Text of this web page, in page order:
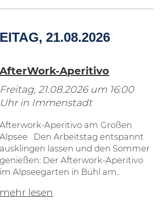
21.08.2026
AfterWork-Aperitivo
Freitag, 21.08.2026um 16:00
Uhr in Immenstadt
Afterwork-Aperitivo am Großen
Alpsee Den Arbeitstag entspannt
ausklingen lassen und den Sommer
genießen: Der Afterwork-Aperitivo
im Alpseegarten in Bühl am..
mehr lesen